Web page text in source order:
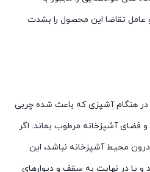
عامل تقاضا این محصول را بشدت
در هنگام آشپزی که باعث شده چربی
فضای آشپزخانه مرطوب بماند. اگر
محیط آشپزخانه نباشد، این
و یا در نهایت به سقف و دیوارهای